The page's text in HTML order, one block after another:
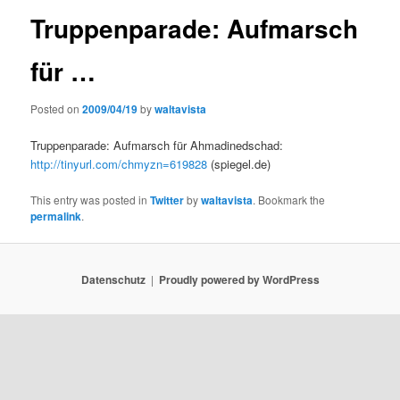
Truppenparade: Aufmarsch
für …
Posted on2009/04/19bywaltavista
Truppenparade: Aufmarsch für Ahmadinedschad:
http://tinyurl.com/chmyzn=619828 (spiegel.de)
This entry was posted inTwitterbywaltavista. Bookmark the
permalink.
Datenschutz Proudly powered by WordPress